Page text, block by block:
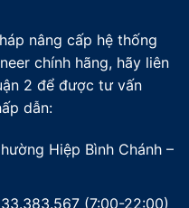
nâng cấp hệ thống
chính hãng, hãy liên
2 để được tư vấn
dẫn:
Hiệp Bình Chánh –
(7:00-22:00)